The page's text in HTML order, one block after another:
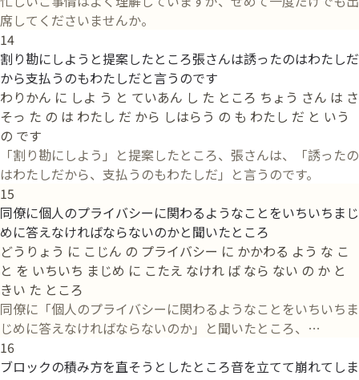
席してくださいませんか。
14
割り勘にしようと提案したところ張さんは誘ったのはわたしだ
から支払うのもわたしだと言うのです
わりかん に しよ う と ていあん し た ところ ちょう さん は さ
そっ た の は わたし だ から しはらう の も わたし だ と いう
の です
「割り勘にしよう」と提案したところ、張さんは、「誘ったの
はわたしだから、支払うのもわたしだ」と言うのです。
15
同僚に個人のプライバシーに関わるようなことをいちいちまじ
めに答えなければならないのかと聞いたところ
どうりょう に こじん の プライバシー に かかわる よう な こ
と を いちいち まじめ に こたえ なけれ ば なら ない の か と
きい た ところ
同僚に「個人のプライバシーに関わるようなことをいちいちま
じめに答えなければならないのか」と聞いたところ、…
16
ブロックの積み方を直そうとしたところ音を立てて崩れてしま